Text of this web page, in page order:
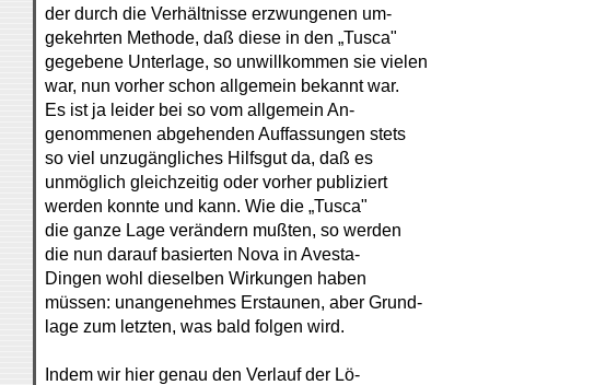
der durch die Verhältnisse erzwungenen um-
gekehrten Methode, daß diese in den „Tusca"
gegebene Unterlage, so unwillkommen sie vielen
war, nun vorher schon allgemein bekannt war.
Es ist ja leider bei so vom allgemein An-
genommenen abgehenden Auffassungen stets
so viel unzugängliches Hilfsgut da, daß es
unmöglich gleichzeitig oder vorher publiziert
werden konnte und kann. Wie die „Tusca"
die ganze Lage verändern mußten, so werden
die nun darauf basierten Nova in Avesta-
Dingen wohl dieselben Wirkungen haben
müssen: unangenehmes Erstaunen, aber Grund-
lage zum letzten, was bald folgen wird.
Indem wir hier genau den Verlauf der Lö-